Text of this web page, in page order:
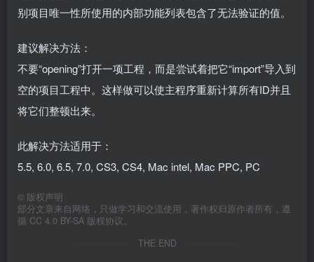
别项目唯一性所使用的内部功能列表包含了无法验证的值。
建议解决方法：
不要“opening”打开一项工程，而是尝试着把它“import”导入到
空的项目工程中。这样做可以使主程序重新计算所有ID并且
将它们整顿出来。
此解决方法适用于：
5.5, 6.0, 6.5, 7.0, CS3, CS4, Mac intel, Mac PPC, PC
© 版权声明
部分文章来自网络，只做学习和交流使用，著作权归原作者所有，遵
循 CC 4.0 BY-SA 版权协议。
THE END